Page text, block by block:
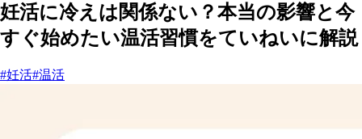
妊活に冷えは関係ない？本当の影響と今
すぐ始めたい温活習慣をていねいに解説
#妊活#温活